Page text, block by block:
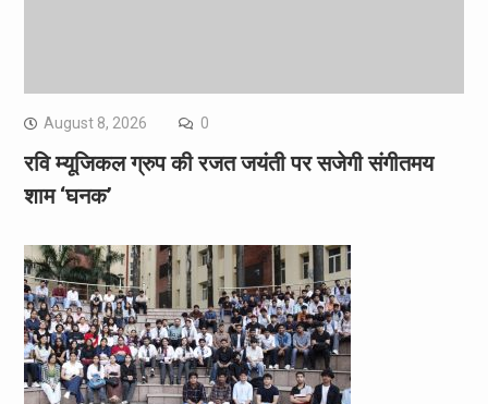
August 8, 2026 0
रवि म्यूजिकल ग्रुप की रजत जयंती पर सजेगी संगीतमय
शाम ‘घनक’